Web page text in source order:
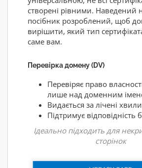
створені рівними. Наведений
посібник розроблений, щоб
вирішити, який тип
саме вам.
Перевірка домену (DV)
Перевіряє право
лише над доменним
Видається за лічені
Підтримує відповідність
Ідеально підходить для
сторінок